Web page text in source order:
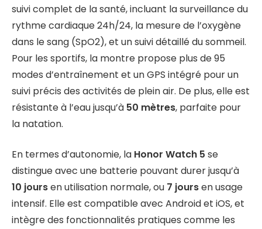
suivi complet de la santé, incluant la surveillance du
rythme cardiaque 24h/24, la mesure de l’oxygène
dans le sang (SpO2), et un suivi détaillé du sommeil.
Pour les sportifs, la montre propose plus de 95
modes d’entraînement et un GPS intégré pour un
suivi précis des activités de plein air. De plus, elle est
résistante à l’eau jusqu’à 50 mètres, parfaite pour
la natation.
En termes d’autonomie, la Honor Watch 5 se
distingue avec une batterie pouvant durer jusqu’à
10 joursen utilisation normale, ou 7 joursen usage
intensif. Elle est compatible avec Android et iOS, et
intègre des fonctionnalités pratiques comme les